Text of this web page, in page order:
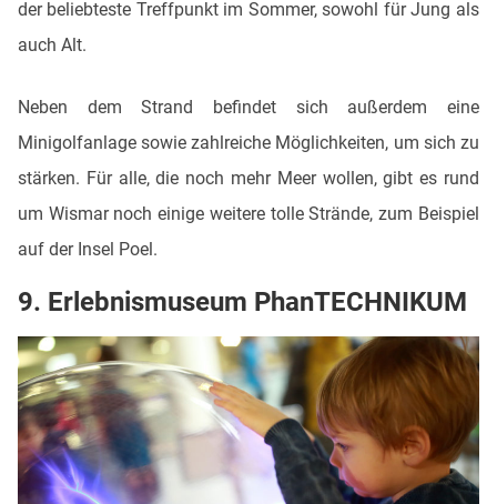
der beliebteste Treffpunkt im Sommer, sowohl für Jung als
auch Alt.
Neben dem Strand befindet sich außerdem eine
Minigolfanlage sowie zahlreiche Möglichkeiten, um sich zu
stärken. Für alle, die noch mehr Meer wollen, gibt es rund
um Wismar noch einige weitere tolle Strände, zum Beispiel
auf der Insel Poel.
9. Erlebnismuseum PhanTECHNIKUM